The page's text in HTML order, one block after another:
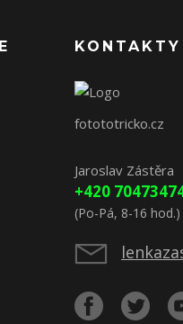
KONTAKTY
fotototricko.cz
Jaroslav Zástěra
+420
(Po-Pá, 8-16 hod.)